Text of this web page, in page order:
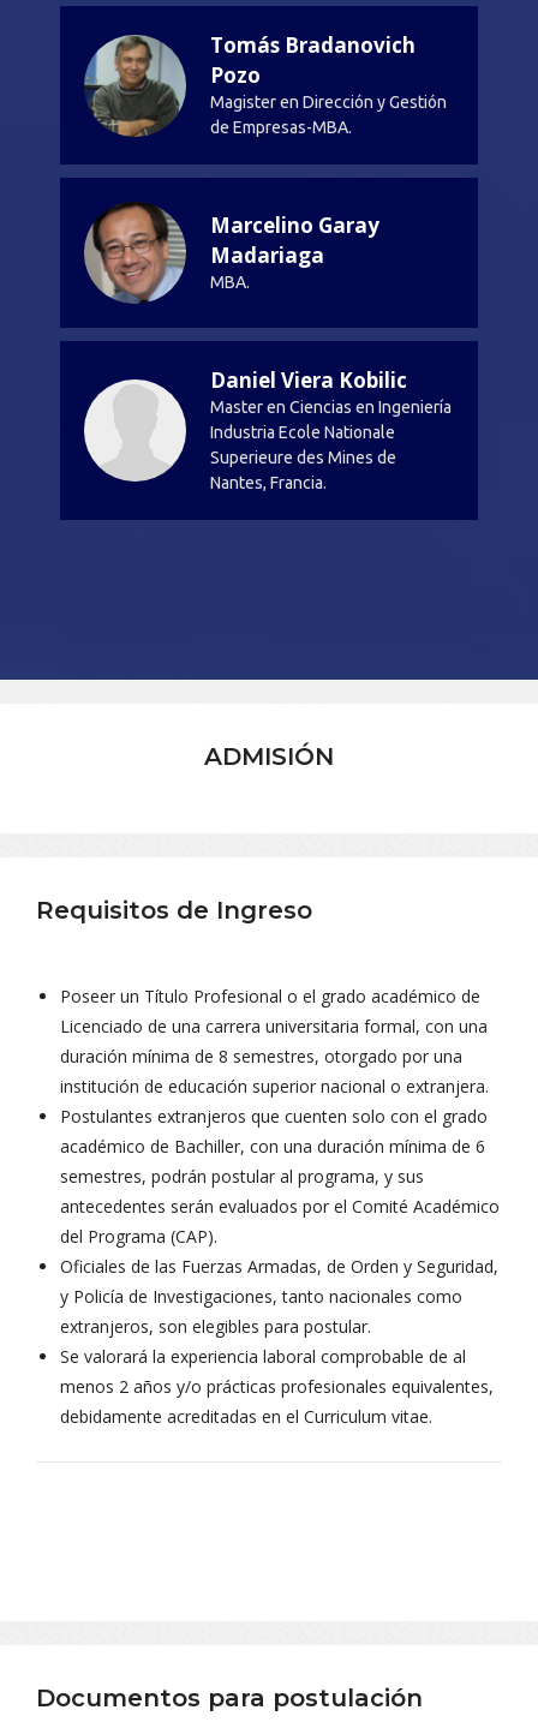
Tomás Bradanovich
Pozo
Magister en Dirección y Gestión
de Empresas-MBA.
Marcelino Garay
Madariaga
MBA.
Daniel Viera Kobilic
Master en Ciencias en Ingeniería
Industria Ecole Nationale
Superieure des Mines de
Nantes, Francia.
ADMISIÓN
Requisitos de Ingreso
Poseer un Título Profesional o el grado académico de
Licenciado de una carrera universitaria formal, con una
duración mínima de 8 semestres, otorgado por una
institución de educación superior nacional o extranjera.
Postulantes extranjeros que cuenten solo con el grado
académico de Bachiller, con una duración mínima de 6
semestres, podrán postular al programa, y sus
antecedentes serán evaluados por el Comité Académico
del Programa (CAP).
Oficiales de las Fuerzas Armadas, de Orden y Seguridad,
y Policía de Investigaciones, tanto nacionales como
extranjeros, son elegibles para postular.
Se valorará la experiencia laboral comprobable de al
menos 2 años y/o prácticas profesionales equivalentes,
debidamente acreditadas en el Curriculum vitae.
Documentos para postulación